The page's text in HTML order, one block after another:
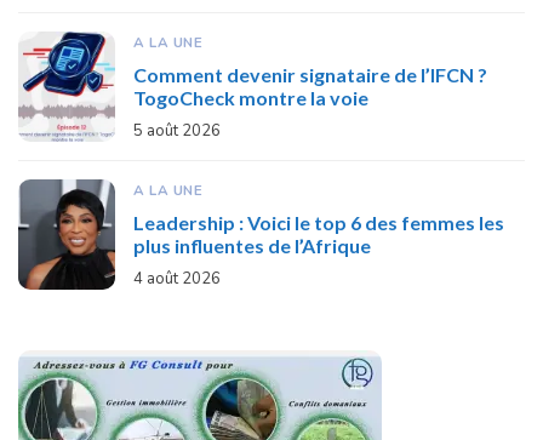
A LA UNE
Comment devenir signataire de l’IFCN ?
TogoCheck montre la voie
5 août 2026
A LA UNE
Leadership : Voici le top 6 des femmes les
plus influentes de l’Afrique
4 août 2026